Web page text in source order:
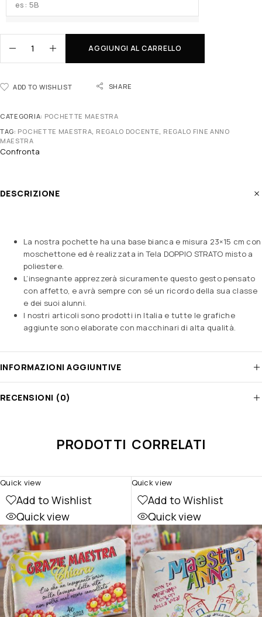
AGGIUNGI AL CARRELLO
ADD TO WISHLIST SHARE
CATEGORIA: POCHETTE MAESTRA
TAG: POCHETTE MAESTRA REGALO DOCENTE REGALO FINE ANNO
MAESTRA
Confronta
DESCRIZIONE
La nostra pochette ha una base bianca e misura 23×15 cm con
moschettone ed è realizzata in Tela DOPPIO STRATO misto a
poliestere.
L’insegnante apprezzerà sicuramente questo gesto pensato
con affetto, e avrà sempre con sé un ricordo della sua classe
e dei suoi alunni.
I nostri articoli sono prodotti in Italia e tutte le grafiche
aggiunte sono elaborate con macchinari di alta qualità.
INFORMAZIONI AGGIUNTIVE
RECENSIONI (0)
PRODOTTI CORRELATI
Add to Wishlist
Quick view
Quick view
Add to Wishlist
Quick view
Quick view